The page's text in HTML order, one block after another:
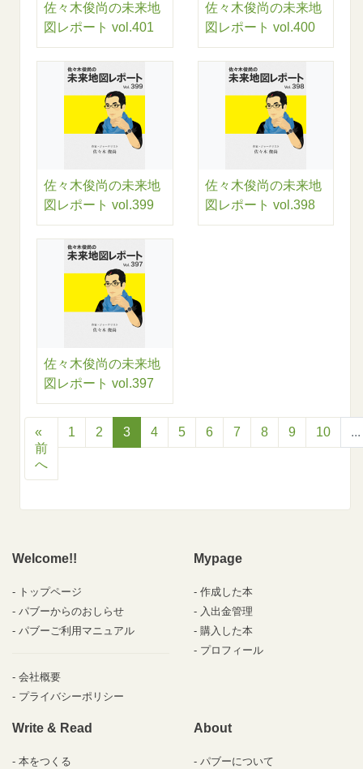
佐々木俊尚の未来地
図レポート vol.401
佐々木俊尚の未来地
図レポート vol.400
佐々木俊尚の未来地
図レポート vol.399
佐々木俊尚の未来地
図レポート vol.398
佐々木俊尚の未来地
図レポート vol.397
«
前
へ
1 2 3 4 5 6 7 8 9 10 ...
Welcome!!
トップページ
パブーからのおしらせ
パブーご利用マニュアル
会社概要
プライバシーポリシー
Mypage
作成した本
入出金管理
購入した本
プロフィール
Write & Read
本をつくる
About
パブーについて